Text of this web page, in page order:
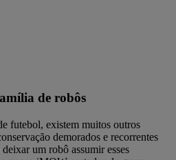
de robôs
futebol, existem muitos outros
demorados e recorrentes
um robô assumir esses